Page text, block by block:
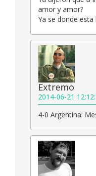
amor y amor?
Ya se donde
Extremo
2014-06-21
4-0 Argentina: